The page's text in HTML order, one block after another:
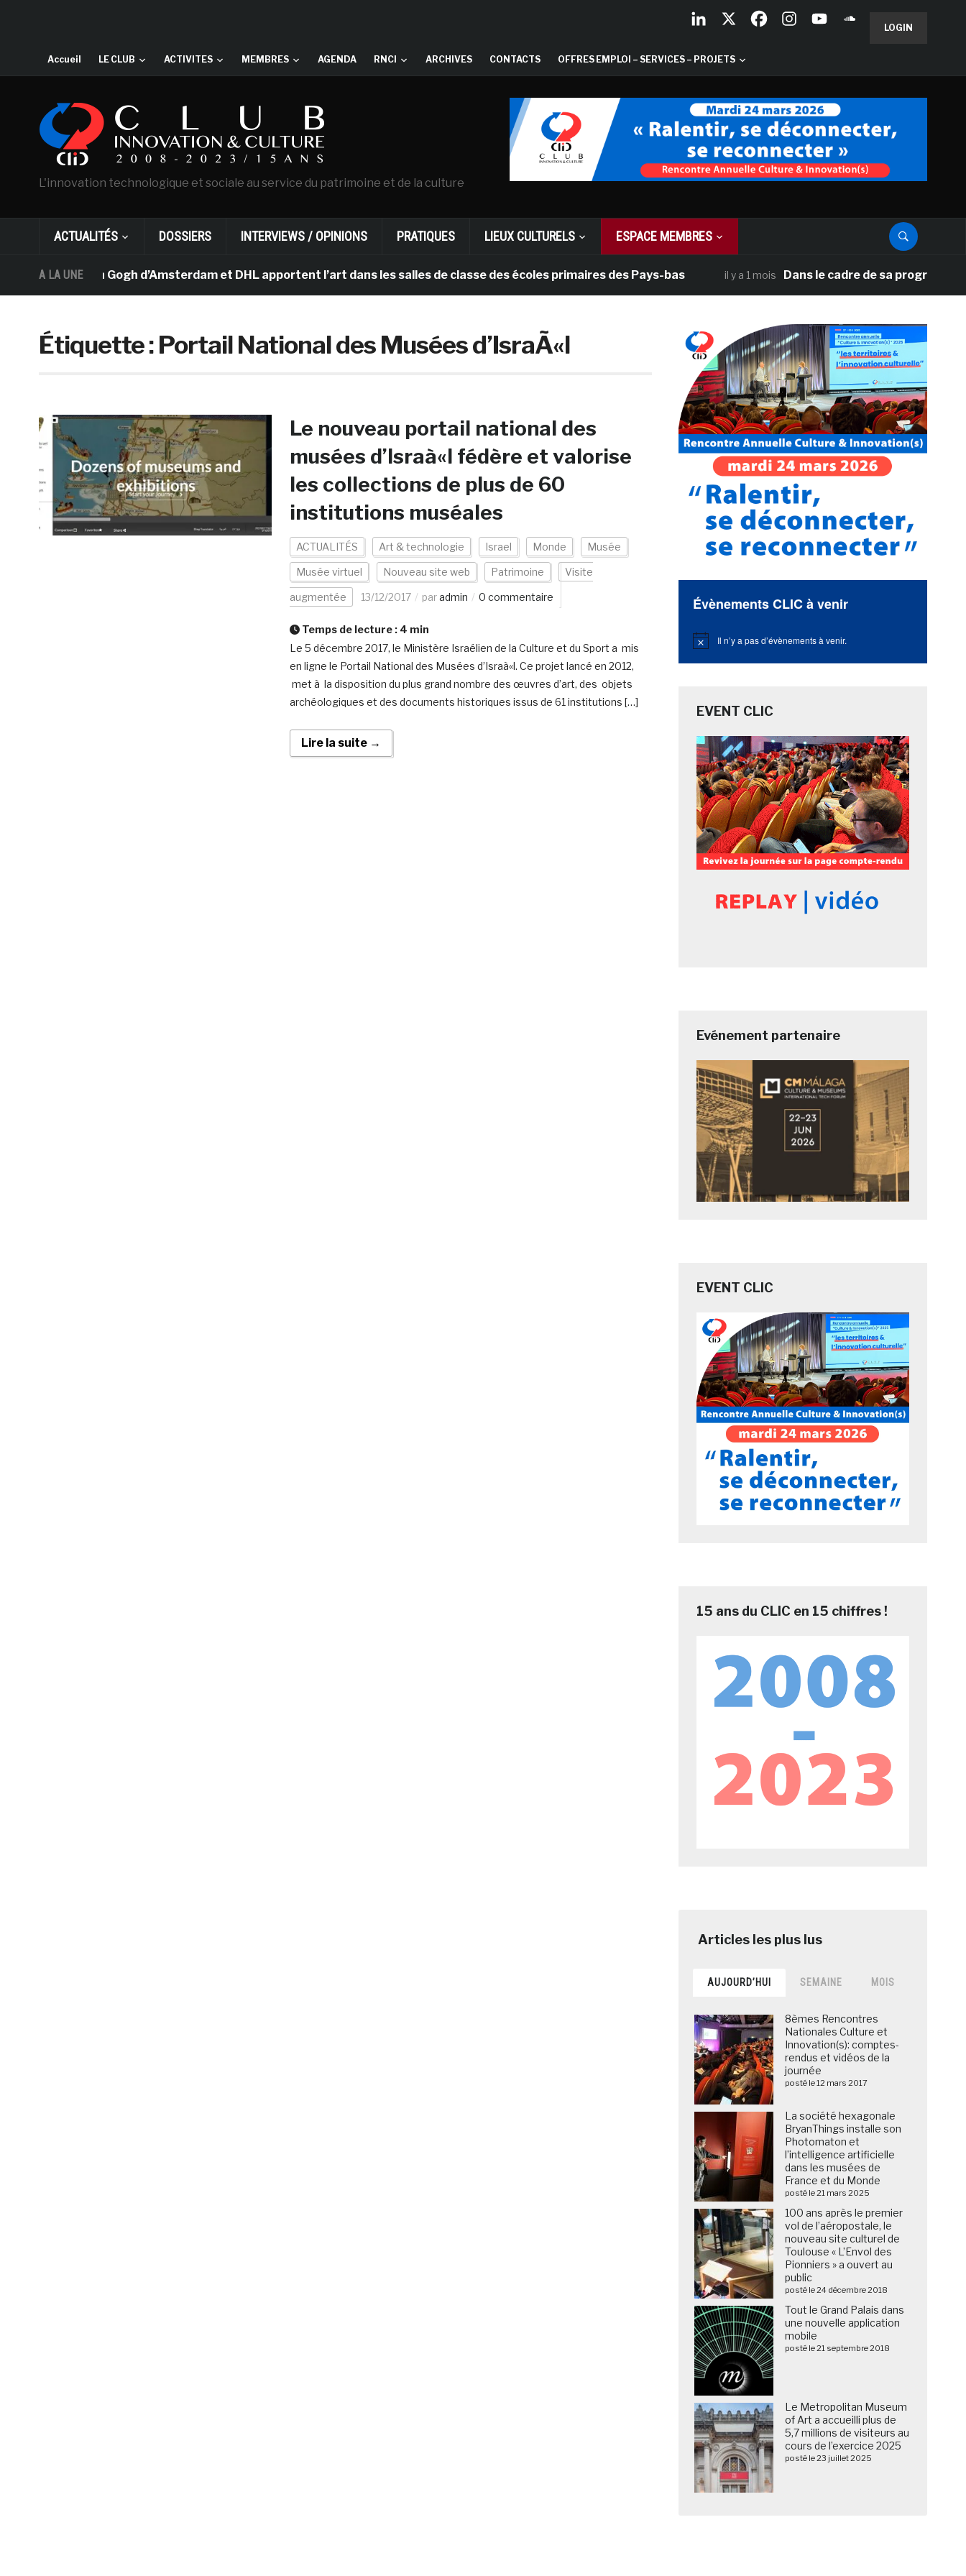
LOGIN
Accueil LE CLUB ACTIVITES MEMBRES AGENDA RNCI ARCHIVES CONTACTS OFFRES EMPLOI – SERVICES – PROJETS
L'innovation technologique et sociale au service du patrimoine et de la culture
ACTUALITÉS DOSSIERS INTERVIEWS / OPINIONS PRATIQUES LIEUX CULTURELS ESPACE MEMBRES
A LA UNE
musée Van Gogh d’Amsterdam et DHL apportent l’art dans les salles de classe des écoles primaires des Pays-bas il y a 1 mois Dans le cadre de sa programmation
Étiquette :Portail National des Musées d’IsraÃ«l
Le nouveau portail national des
musées d’Israà«l fédère et valorise
les collections de plus de 60
institutions muséales
ACTUALITÉS Art & technologie Israel Monde Musée
Musée virtuel Nouveau site web Patrimoine Visite
augmentée 13/12/2017 paradmin 0 commentaire
Temps de lecture : 4 min
Le 5 décembre 2017, le Ministère Israélien de la Culture et du Sport a mis
en ligne le Portail National des Musées d’Israà«l. Ce projet lancé en 2012,
met à la disposition du plus grand nombre des œuvres d’art, des objets
archéologiques et des documents historiques issus de 61 institutions […]
Lire la suite →
Évènements CLIC à venir
Notice Il n’y a pas d’évènements à venir.
EVENT CLIC
Evénement partenaire
EVENT CLIC
15 ans du CLIC en 15 chiffres !
AUJOURD’HUI SEMAINE MOIS
8èmes Rencontres
Nationales Culture et
Innovation(s): comptes-
rendus et vidéos de la
journée
posté le 12 mars 2017
La société hexagonale
BryanThings installe son
Photomaton et
l’intelligence artificielle
dans les musées de
France et du Monde
posté le 21 mars 2025
100 ans après le premier
vol de l’aéropostale, le
nouveau site culturel de
Toulouse « L’Envol des
Pionniers » a ouvert au
public
posté le 24 décembre 2018
Tout le Grand Palais dans
une nouvelle application
mobile
posté le 21 septembre 2018
Le Metropolitan Museum
of Art a accueilli plus de
5,7 millions de visiteurs au
cours de l’exercice 2025
posté le 23 juillet 2025